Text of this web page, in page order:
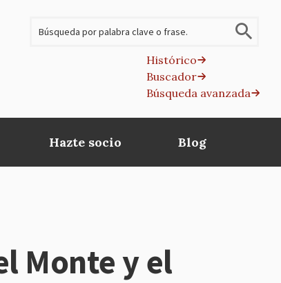
Histórico
Buscador
Búsqueda avanzada
Hazte socio Blog
Monte y el